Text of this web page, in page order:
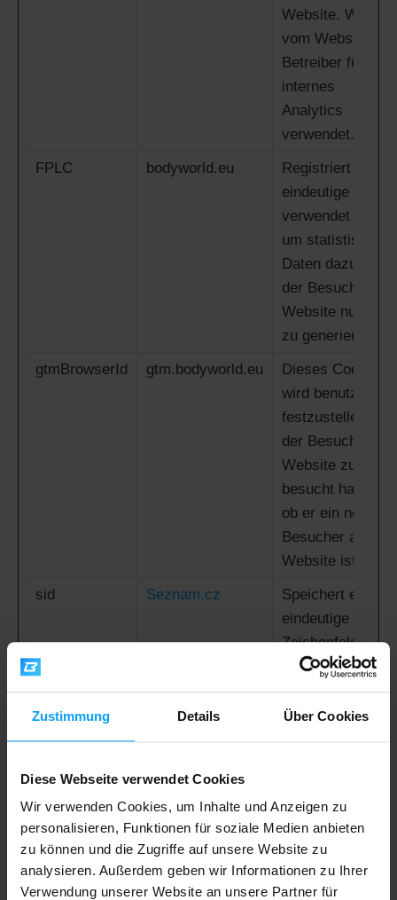
Zustimmung Details Über Cookies
Diese Webseite verwendet Cookies
Wir verwenden Cookies, um Inhalte und Anzeigen zu
personalisieren, Funktionen für soziale Medien anbieten
zu können und die Zugriffe auf unsere Website zu
analysieren. Außerdem geben wir Informationen zu Ihrer
Verwendung unserer Website an unsere Partner für
Website. Wird
vom Website-
Betreiber für
internes
Analytics
verwendet.
FPLC
bodyworld.eu
Registriert eine
eindeutige ID, die
verwendet wird,
um statistische
Daten dazu, wie
der Besucher die
Website nutzt,
zu generieren.
gtmBrowserId
gtm.bodyworld.eu
Dieses Cookie
wird benutzt, um
festzustellen, ob
der Besucher die
Website zuvor
besucht hat oder,
ob er ein neuer
Besucher auf der
Website ist.
sid
Seznam.cz
Speichert eine
eindeutige ID-
Zeichenfolge für
jede Chat-Box-
Sitzung. Dies
ermöglicht der
zu sehen und
sich wieder mit
dem vorherigen